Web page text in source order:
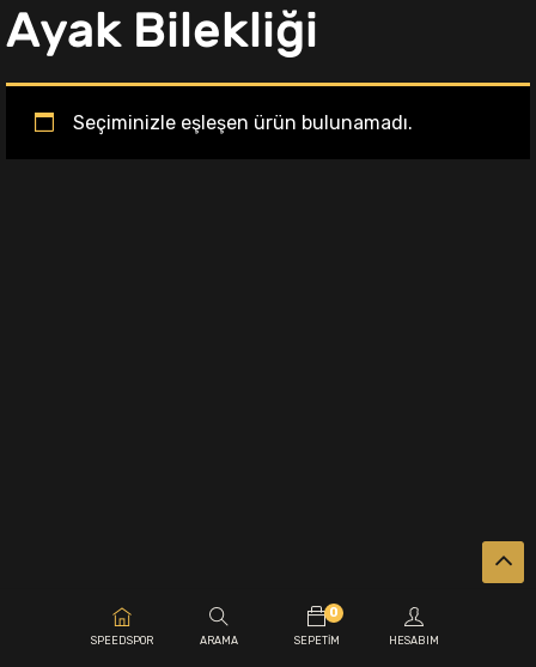
Ayak Bilekliği
Seçiminizle eşleşen ürün bulunamadı.
SPEEDSPOR ARAMA
0
SEPETIM HESABIM